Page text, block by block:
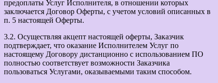
предоплаты Услуг Исполнителя, в отношении которых
заключается Договор Оферты, с учетом условий описанных в
п. 5 настоящей Оферты.
3.2. Осуществляя акцепт настоящей оферты, Заказчик
подтверждает, что оказание Исполнителем Услуг по
настоящему Договору дистанционно с использованием ПО
полностью соответствует возможности Заказчика
пользоваться Услугами, оказываемыми таким способом.